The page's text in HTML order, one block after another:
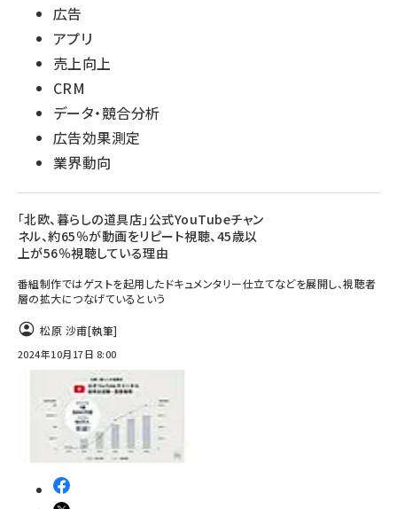
広告
アプリ
売上向上
CRM
データ・競合分析
広告効果測定
業界動向
「北欧、暮らしの道具店」公式YouTubeチャン
ネル、約65％が動画をリピート視聴、45歳以
上が56％視聴している理由
番組制作ではゲストを起用したドキュメンタリー仕立てなどを展開し、視聴者
層の拡大につなげているという
松原 沙甫[執筆]
2024年10月17日 8:00